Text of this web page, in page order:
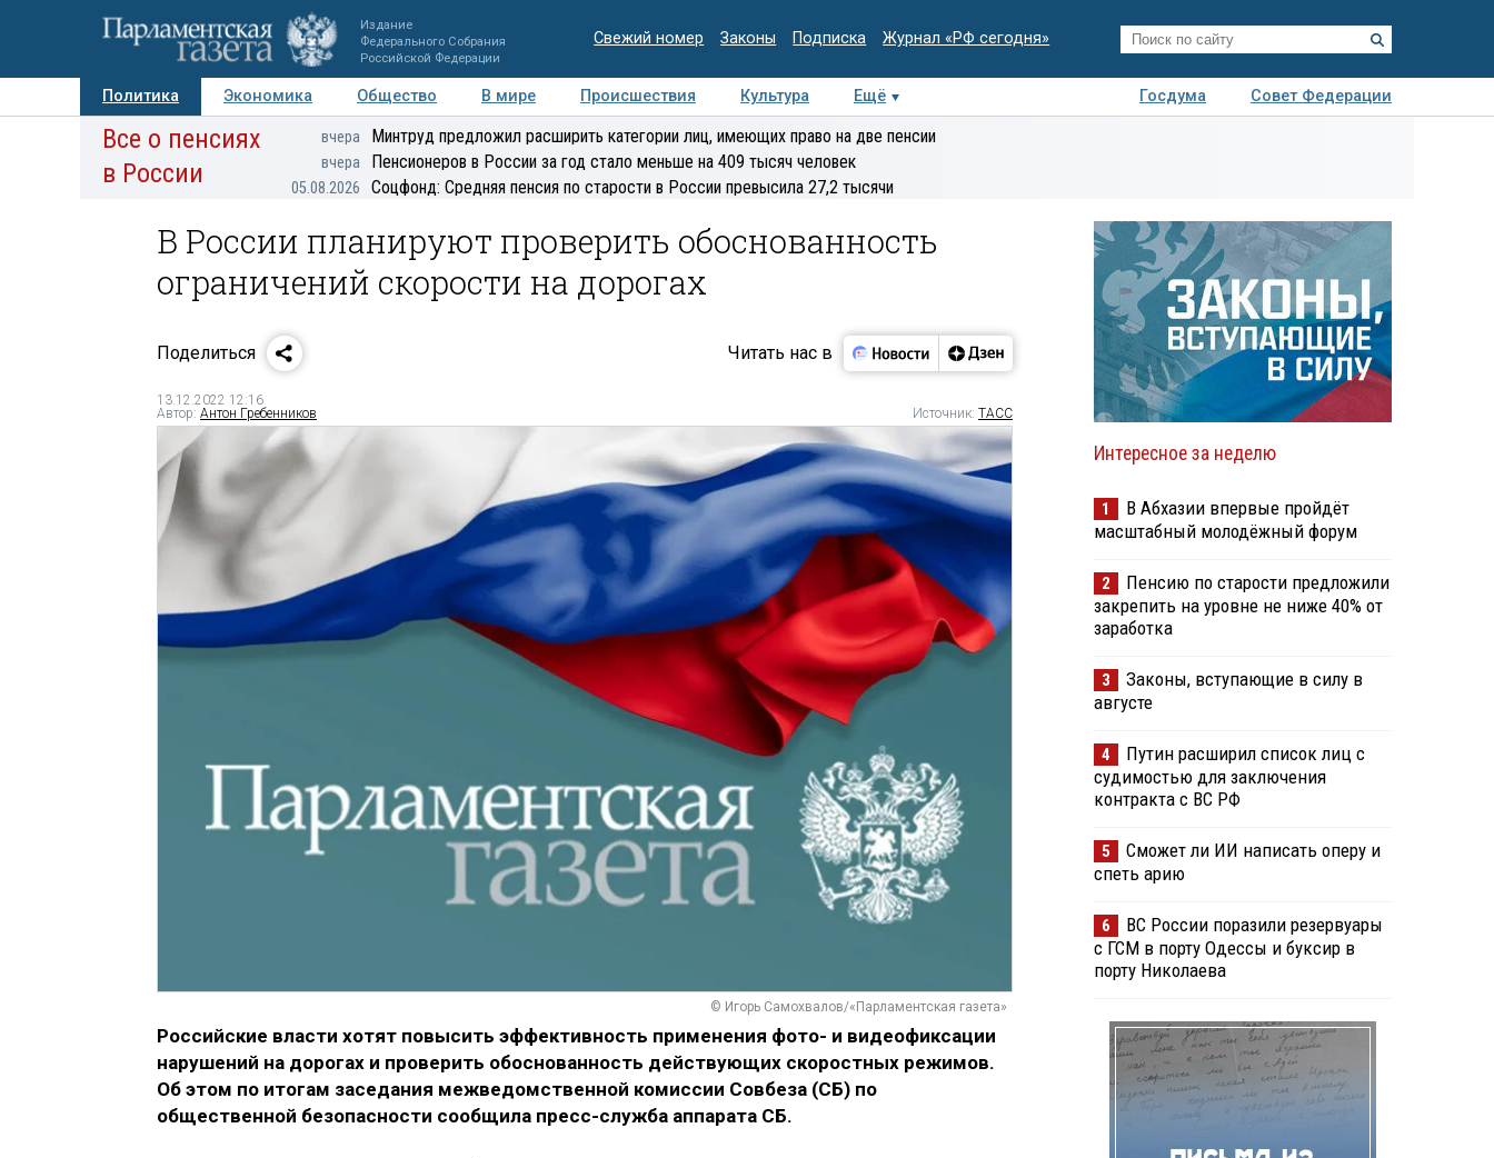
Издание
Федерального Собрания
Российской Федерации
Свежий номер Законы Подписка Журнал «РФ сегодня»
Политика Экономика Общество В мире Происшествия Культура Ещё Госдума
Совет Федерации
Авторы Персоны Мнения Регионы Медиацентр Интервью Колумнисты
Деловая
Все о пенсиях
в России
вчера Минтруд предложил расширить категории лиц, имеющих право на две пенсии
вчера Пенсионеров в России за год стало меньше на 409 тысяч человек
05.08.2026 Соцфонд: Средняя пенсия по старости в России превысила 27,2 тысячи
В России планируют проверить обоснованность
ограничений скорости на дорогах
Поделиться Читать нас в
13.12.2022 12:16
Автор: Антон Гребенников Источник: ТАСС
© Игорь Самохвалов/«Парламентская газета»
Российские власти хотят повысить эффективность применения фото- и видеофиксации
нарушений на дорогах и проверить обоснованность действующих скоростных режимов.
Об этом по итогам заседания межведомственной комиссии Совбеза (СБ) по
общественной безопасности сообщила пресс-служба аппарата СБ.
Интересное за неделю
1
В Абхазии впервые пройдёт
масштабный молодёжный форум
2
Пенсию по старости предложили
закрепить на уровне не ниже 40% от
заработка
3
Законы, вступающие в силу в
августе
4
Путин расширил список лиц с
судимостью для заключения
контракта с ВС РФ
5
Сможет ли ИИ написать оперу и
спеть арию
6
ВС России поразили резервуары
с ГСМ в порту Одессы и буксир в
порту Николаева